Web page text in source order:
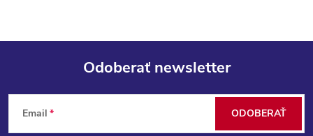
Z
Odoberať newsletter
Email ODOBERAŤ